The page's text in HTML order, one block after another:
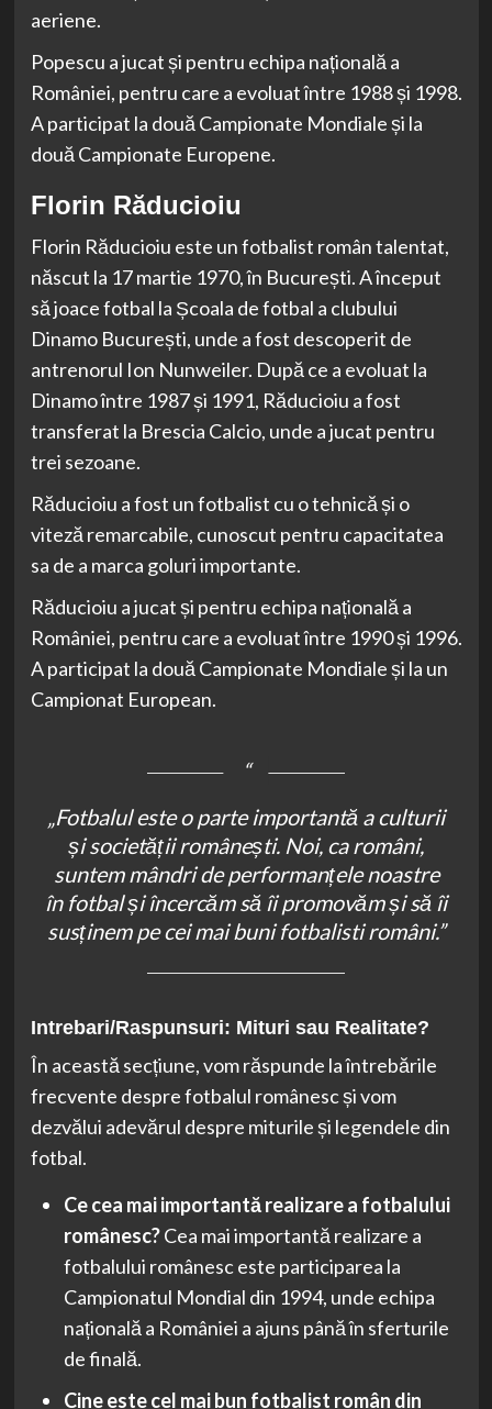
aeriene.
Popescu a jucat și pentru echipa națională a
României, pentru care a evoluat între 1988 și 1998.
A participat la două Campionate Mondiale și la
două Campionate Europene.
Florin Răducioiu
Florin Răducioiu este un fotbalist român talentat,
născut la 17 martie 1970, în București. A început
să joace fotbal la Școala de fotbal a clubului
Dinamo București, unde a fost descoperit de
antrenorul Ion Nunweiler. După ce a evoluat la
Dinamo între 1987 și 1991, Răducioiu a fost
transferat la Brescia Calcio, unde a jucat pentru
trei sezoane.
Răducioiu a fost un fotbalist cu o tehnică și o
viteză remarcabile, cunoscut pentru capacitatea
sa de a marca goluri importante.
Răducioiu a jucat și pentru echipa națională a
României, pentru care a evoluat între 1990 și 1996.
A participat la două Campionate Mondiale și la un
Campionat European.
„Fotbalul este o parte importantă a culturii
și societății românești. Noi, ca români,
suntem mândri de performanțele noastre
în fotbal și încercăm să îi promovăm și să îi
susținem pe cei mai buni fotbalisti români.”
Intrebari/Raspunsuri: Mituri sau Realitate?
În această secțiune, vom răspunde la întrebările
frecvente despre fotbalul românesc și vom
dezvălui adevărul despre miturile și legendele din
fotbal.
Ce cea mai importantă realizare a fotbalului
românesc?Cea mai importantă realizare a
fotbalului românesc este participarea la
Campionatul Mondial din 1994, unde echipa
națională a României a ajuns până în sferturile
de finală.
Cine este cel mai bun fotbalist român din